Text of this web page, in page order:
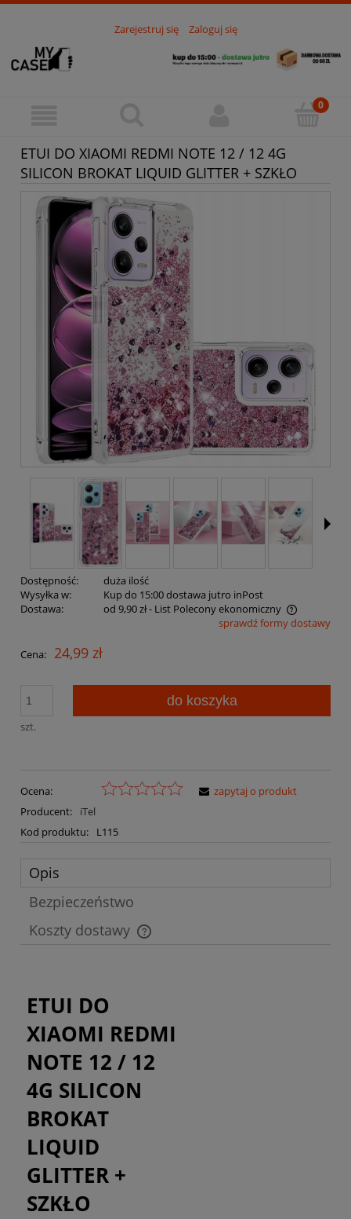
Zarejestruj się Zaloguj się
ETUI DO XIAOMI REDMI NOTE 12 / 12 4G
SILICON BROKAT LIQUID GLITTER + SZKŁO
Dostępność:
duża ilość
Wysyłka w:
Kup do 15:00 dostawa jutro inPost
Dostawa:
od 9,90 zł- List Polecony ekonomiczny
Cena nie zawiera ewentualnych kosztów płatnościsprawdź formy dostawy
Cena: 24,99 zł
szt.
do koszyka
Ocena:
Producent:
iTel
Kod produktu:
L115
zapytaj o produkt
Opis
Bezpieczeństwo
Koszty dostawy
Cena nie zawiera ewentualnych kosztów płatności
ETUI DO
XIAOMI REDMI
NOTE 12 / 12
4G SILICON
BROKAT
LIQUID
GLITTER +
SZKŁO